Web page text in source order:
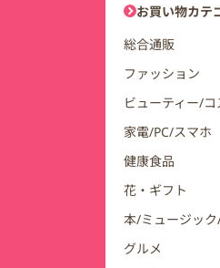
DDuetコインモ
お買い物カテ
総合通販
ファッション
ビューティー/コ
家電/PC/スマホ
健康食品
花・ギフト
本/ミュージック
グルメ